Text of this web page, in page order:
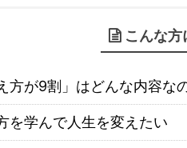
こんな
方が9割」はどんな内容な
を学んで人生を変えたい